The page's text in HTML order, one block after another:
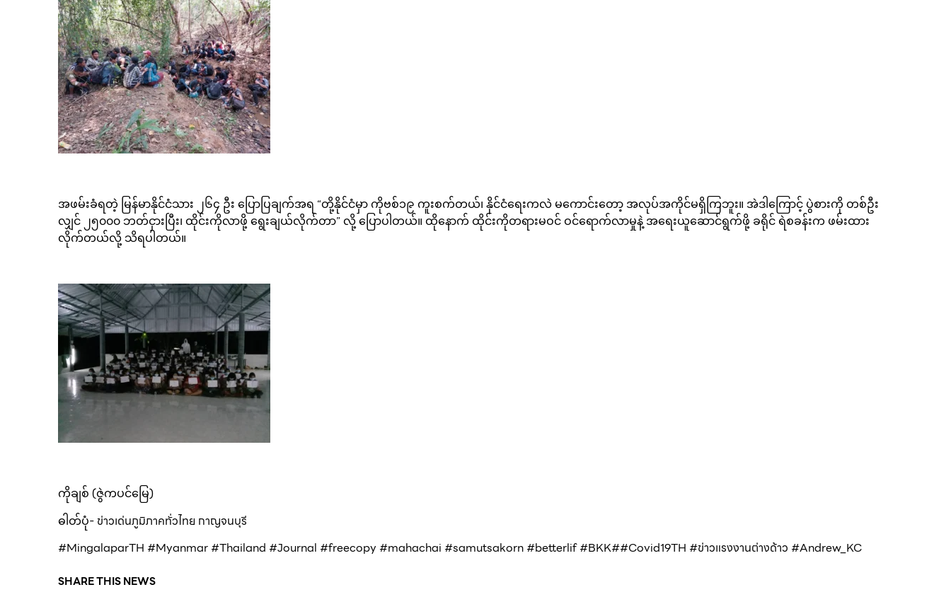
အဖမ်းခံရတဲ့ မြန်မာနိုင်ငံသား ၂၆၄ ဦး ပြောပြချက်အရ “တို့နိုင်ငံမှာ ကိုဗစ်၁၉ ကူးစက်တယ်၊ နိုင်ငံရေးကလဲ မကောင်းတော့ အလုပ်အကိုင်မရှိကြဘူး။ အဲဒါကြောင့် ပွဲစားကို တစ်ဦး
လျှင် ၂၅၀၀၀ ဘတ်ငှားပြီး၊ ထိုင်းကိုလာဖို့ ရွေးချယ်လိုက်တာ” လို့ ပြောပါတယ်။ ထိုနောက် ထိုင်းကိုတရားမဝင် ဝင်ရောက်လာမှုနဲ့ အရေးယူဆောင်ရွက်ဖို့ ခရိုင် ရဲစခန်းက ဖမ်းထား
လိုက်တယ်လို့ သိရပါတယ်။
ကိုချစ် (ဇွဲကပင်မြေ)
ဓါတ်ပုံ- ข่าวเด่นภูมิภาคทั่วไทย กาญจนบุรี
#MingalaparTH #Myanmar #Thailand #Journal #freecopy #mahachai #samutsakorn #betterlif #BKK##Covid19TH #ข่าวแรงงานต่างด้าว #Andrew_KC
SHARE THIS NEWS